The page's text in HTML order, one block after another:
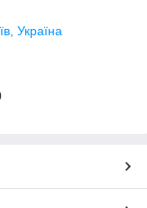
Україна